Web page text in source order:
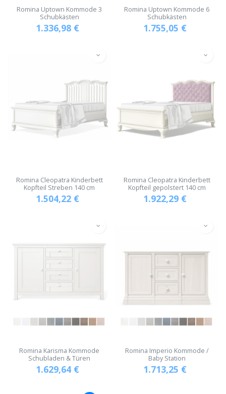
Romina Uptown Kommode 3
Schubkästen
1.336,98€
Romina Uptown Kommode 6
Schubkästen
1.755,05 €
Romina Cleopatra Kinderbett
Kopfteil Streben 140 cm
1.504,22€
Romina Cleopatra Kinderbett
Kopfteil gepolstert 140 cm
1.922,29€
Romina Karisma Kommode
Schubladen & Türen
1.629,64€
Romina Imperio Kommode /
Baby Station
1.713,25 €